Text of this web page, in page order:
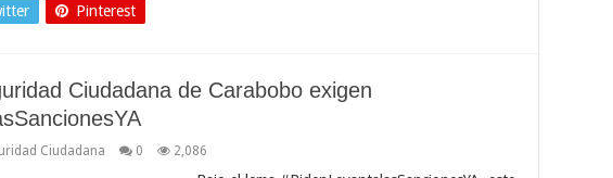
Pinterest
Ciudadana de Carabobo exigen
Ciudadana 0 2,086